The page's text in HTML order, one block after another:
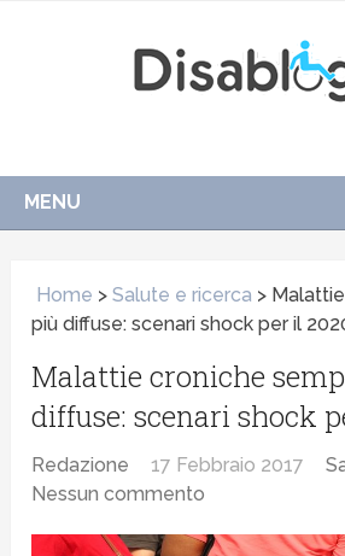
MENU
Home >Salute e ricerca >
più diffuse: scenari shock per il
Malattie croniche
diffuse: scenari shock
Redazione 17 Febbraio 2017
Nessun commento